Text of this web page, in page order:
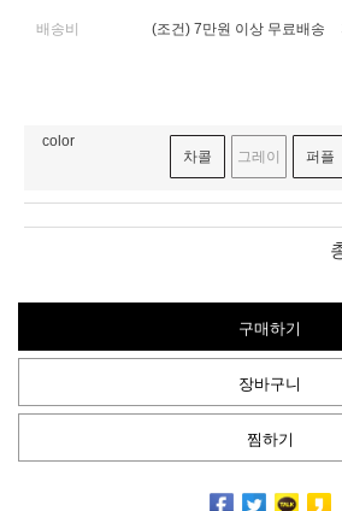
배송비 (조건) 7만원 이상 무료배송
color
차콜
그레이 퍼플
구매하기
장바구니
찜하기